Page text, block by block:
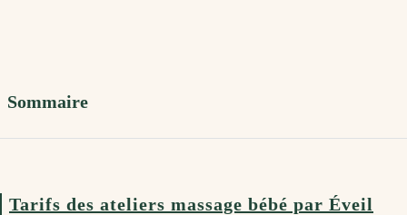
Sommaire
Tarifs des ateliers massage bébé par Éveil